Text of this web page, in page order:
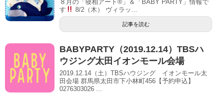
８月の「寝相アート®」＆「BABY PARTY」情報で
す
8/2（木） ヴィラッ...
記事を読む
BABYPARTY（2019.12.14）TBSハ
ウジング太田イオンモール会場
2019.12.14（土）TBSハウジング イオンモール太
田会場 群馬県太田市下小林町456【予約申込】
0276303026 ...